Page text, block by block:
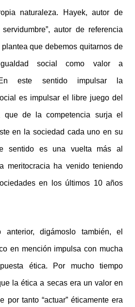
naturaleza. Hayek, autor de
autor de referencia
que debemos quitarnos de
social como valor a
En este sentido impulsar la
es impulsar el libre juego del
que de la competencia surja el
en la sociedad cada uno en su
sentido es una vuelta más al
meritocracia ha venido teniendo
en los últimos 10 años
digámoslo también, el
en mención impulsa con mucha
ética. Por mucho tiempo
la ética a secas era un valor en
por tanto “actuar” éticamente era